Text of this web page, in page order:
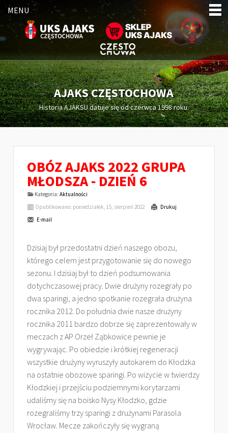
MENU
AJAKS CZĘSTOCHOWA
Historia AJAKSU datuje się od czerwca 1998 roku.
OBÓZ AJAKS 2022 GRUPA
MŁODSZA - DZIEŃ 6
Kategoria: Aktualności
Opublikowano: poniedziałek, 15, sierpień 2022
Drukuj
E-mail
Dzisiaj był przedostatni dzień naszego obozu,
którego celem jest przygotowanie się do nowego
sezonu. I dzisiaj był to dzień podsumowania
dotychczasowej pracy. Dwie drużyny rozegrały po
dwa sparingi, a jedno spotkanie rozegrała drużyna
rocznika 2012. Do południa dwie nasze drużyny
rocznika 2011 bardzo dobrze się zaprezentowały w
meczach z AP Orzeł Ząbkowice pewnie je
wygrywając. Po obiedzie i krótkiej regeneracji
wszystkie drużyny wyruszyły autokarem do Kłodzka
na ostatnie obozowe sparingi. Po wizycie w twierdzy
Kłodzkiej i przejściu podziemnymi korytarzami
udaliśmy się na boisko Nysy Kłodzko, gdzie
rozegraliśmy trzy sparingi z drużynami Parasola
Wrocław. Mecze zakończyły się wygraną